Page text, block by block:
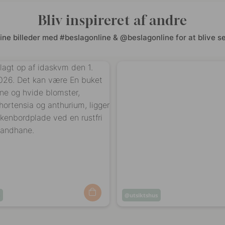
Bliv inspireret af andre
billeder med #beslagonline & @beslagonline for at blive
Opslag
utsiktshus